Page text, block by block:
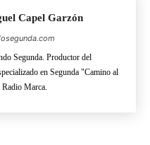
Capel Garzón
Segunda. Productor del
en Segunda "Camino al
Marca.